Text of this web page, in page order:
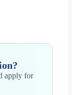
apply for